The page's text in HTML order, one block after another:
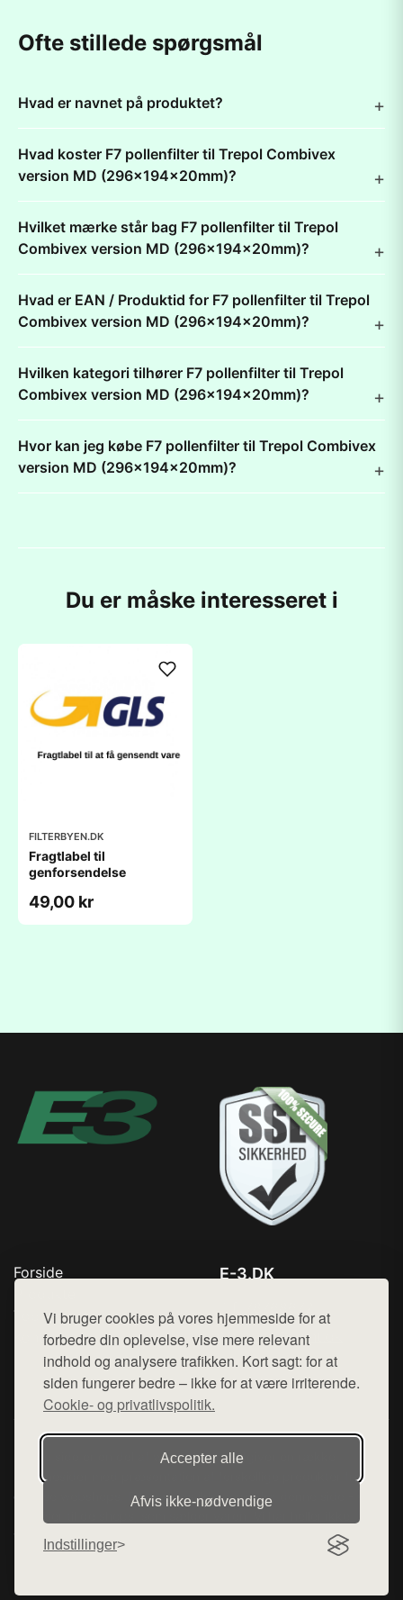
Vi bruger cookies på vores hjemmeside for at
forbedre din oplevelse, vise mere relevant
indhold og analysere trafikken. Kort sagt: for at
siden fungerer bedre – ikke for at være irriterende.
Cookie- og privatlivspolitik.
Accepter alle
Afvis ikke‑nødvendige
Indstillinger
Ofte stillede spørgsmål
Hvad er navnet på produktet?
Hvad koster F7 pollenfilter til Trepol Combivex
version MD (296x194x20mm)?
Hvilket mærke står bag F7 pollenfilter til Trepol
Combivex version MD (296x194x20mm)?
Hvad er EAN / Produktid for F7 pollenfilter til Trepol
Combivex version MD (296x194x20mm)?
Hvilken kategori tilhører F7 pollenfilter til Trepol
Combivex version MD (296x194x20mm)?
Hvor kan jeg købe F7 pollenfilter til Trepol Combivex
version MD (296x194x20mm)?
Du er måske interesseret i
FILTERBYEN.DK
Fragtlabel til
genforsendelse
49,00 kr
Forside
Top Rabatter
Kontakt
E-3.DK
Mail: hej@want.dk
Cookie- og privatlivspolitik
Denne side er en del af want.dk, der udgiver en række
hjemmesider med præsentation af forskellige produkter fra
diverse webshops. Der sælges ikke varer fra denne side - vi
henviser til de shops, som sælger varen. Vi har heller ikke
varerne på lager.